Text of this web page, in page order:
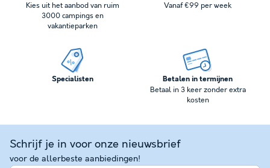
Kies uit het aanbod van ruim
3000 campings en
vakantieparken
Vanaf €99 per week
Specialisten Betalen in termijnen
Betaal in 3 keer zonder extra
kosten
Schrijf je in voor onze nieuwsbrief
voor de allerbeste aanbiedingen!